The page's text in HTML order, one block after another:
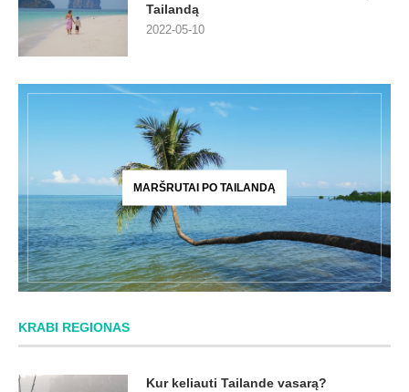
Tailandą
2022-05-10
MARŠRUTAI PO TAILANDĄ
KRABI REGIONAS
Kur keliauti Tailande vasarą?